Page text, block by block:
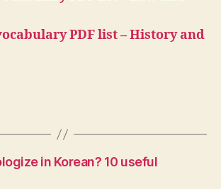
PDF list – History and
in Korean? 10 useful